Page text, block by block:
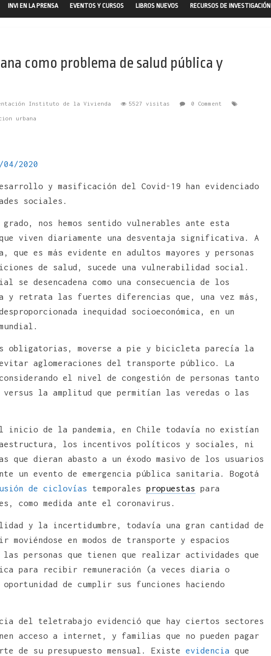
INVI EN LA PRENSA EVENTOS Y CURSOS LIBROS NUEVOS RECURSOS DE INVESTIGACIÓN
como problema de salud pública y
Instituto de la Vivienda 5527 visitas 0 Comment
urbana
2020
y masificación del Covid-19 han evidenciado
sociales.
nos hemos sentido vulnerables ante esta
que viven diariamente una desventaja significativa. A
que es más evidente en adultos mayores y personas
de salud, sucede una vulnerabilidad social.
se desencadena como una consecuencia de los
y retrata las fuertes diferencias que, una vez más,
inequidad socioeconómica, en un
obligatorias, moverse a pie y bicicleta parecía la
aglomeraciones del transporte público. La
el nivel de congestión de personas tanto
versus la amplitud que permitían las veredas o las
inicio de la pandemia, en Chile todavía no existían
los incentivos políticos y sociales, ni
que dieran abasto a un éxodo masivo de los usuarios
un evento de emergencia pública sanitaria. Bogotá
de ciclovías temporales propuestas para
como medida ante el coronavirus.
y la incertidumbre, todavía una gran cantidad de
moviéndose en modos de transporte y espacios
las personas que tienen que realizar actividades que
para recibir remuneración (a veces diaria o
de cumplir sus funciones haciendo
del teletrabajo evidenció que hay ciertos sectores
acceso a internet, y familias que no pueden pagar
de su presupuesto mensual. Existe evidencia que